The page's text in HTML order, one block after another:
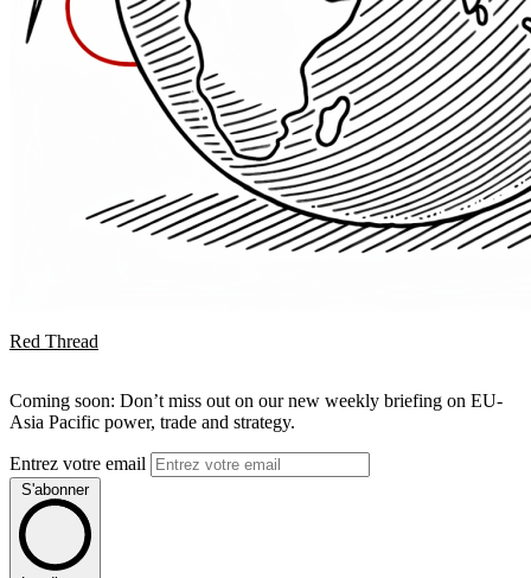
Red Thread
Coming soon: Don’t miss out on our new weekly briefing on EU-
Asia Pacific power, trade and strategy.
Entrez votre email
S'abonner